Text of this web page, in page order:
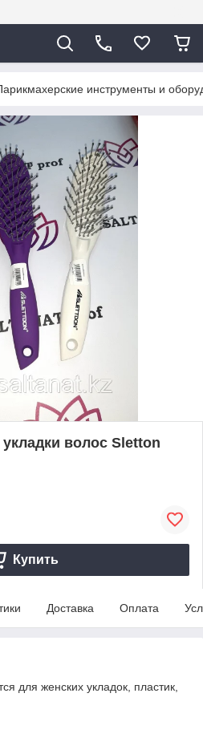
инструменты и
волос Sletton
Купить
Доставка Оплата
для женских укладок, пластик,